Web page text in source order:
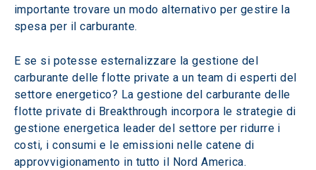
importante trovare un modo alternativo per gestire la
spesa per il carburante.
E se si potesse esternalizzare la gestione del
carburante delle flotte private a un team di esperti del
settore energetico? La gestione del carburante delle
flotte private di Breakthrough incorpora le strategie di
gestione energetica leader del settore per ridurre i
costi, i consumi e le emissioni nelle catene di
approvvigionamento in tutto il Nord America.